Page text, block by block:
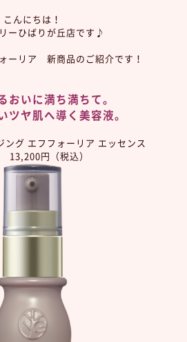
こんにちは！
ーひばりが丘店です♪
ーリア 新商品のご紹介です！
おいに満ち満ちて。
ツヤ肌へ導く美容液。
ング エフフォーリア エッセンス
円（税込）